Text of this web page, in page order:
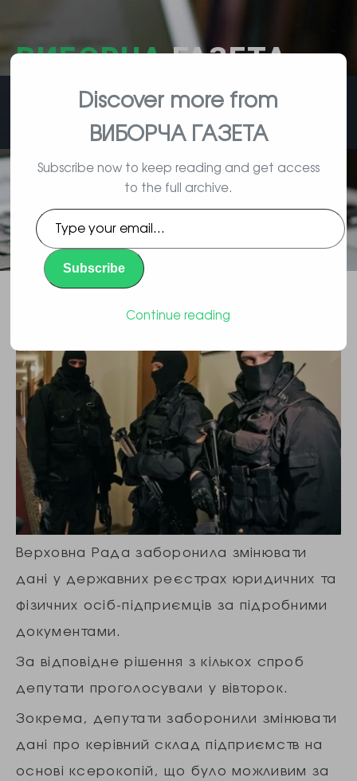
ВИБОРЧАГАЗЕТА
влада, вибори, народ
Тепер гєні корбану буде важче
займатися рейдерством, якщо
не доведеться сидіти у тюрмі
Верховна Рада заборонила змінювати
дані у державних реєстрах юридичних та
фізичних осіб-підприємців за підробними
документами.
За відповідне рішення з кількох спроб
депутати проголосували у вівторок.
Зокрема, депутати заборонили змінювати
дані про керівний склад підприємств на
основі ксерокопій, що було можливим за
Discover more from
ВИБОРЧА ГАЗЕТА
Subscribe now to keep reading and get access
to the full archive.
Type
your
email…
Subscribe
Continue reading